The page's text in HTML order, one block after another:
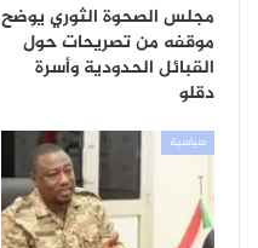
مجلس الصحوة الثوري يوضح
موقفه من تصريحات حول
القبائل الحدودية وأسرة
دقلو
سياسية